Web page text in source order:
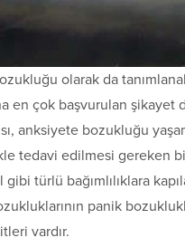
olarak da
en çok başvurulan şikayet
anksiyete bozukluğu
tedavi edilmesi gereken
türlü bağımlılıklara
panik
vardır.